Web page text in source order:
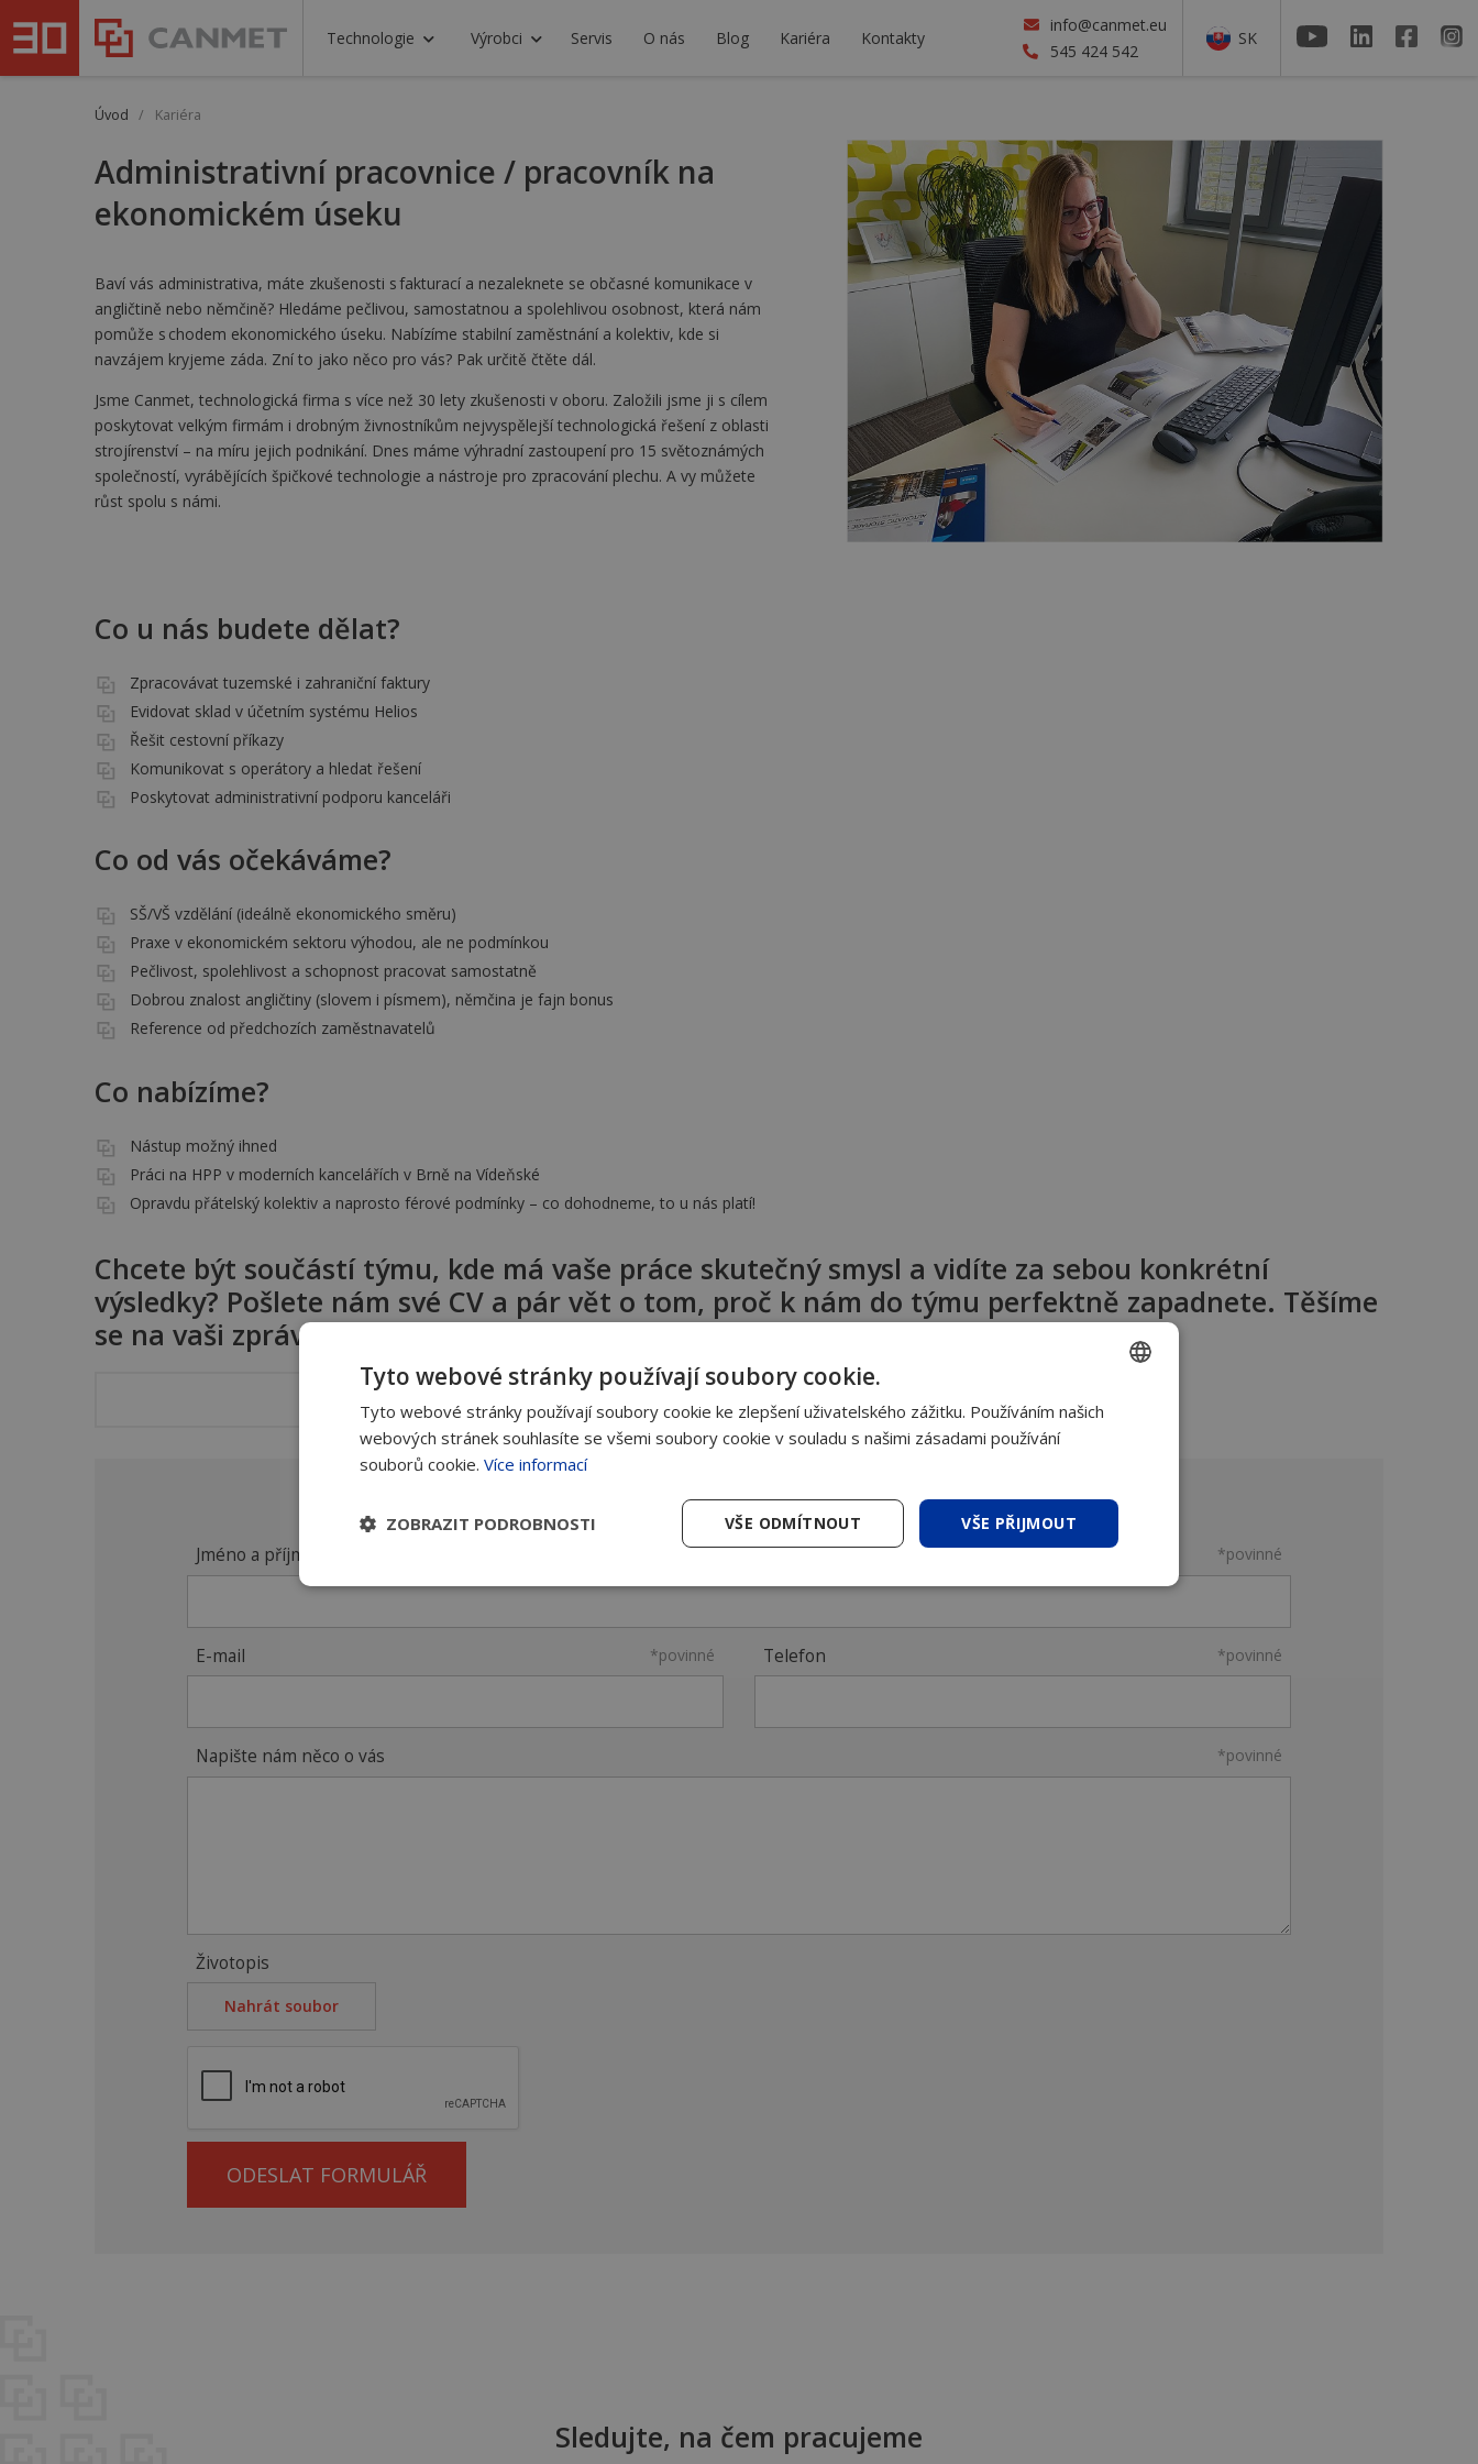
Technologie Výrobci Servis O nás Blog Kariéra Kontakty
info@canmet.eu
545 424 542
SK
Úvod / Kariéra
Administrativní pracovnice / pracovník na
ekonomickém úseku
Baví vás administrativa, máte zkušenosti s fakturací a nezaleknete se občasné komunikace v
angličtině nebo němčině? Hledáme pečlivou, samostatnou a spolehlivou osobnost, která nám
pomůže s chodem ekonomického úseku. Nabízíme stabilní zaměstnání a kolektiv, kde si
navzájem kryjeme záda. Zní to jako něco pro vás? Pak určitě čtěte dál.
Jsme Canmet, technologická firma s více než 30 lety zkušenosti v oboru. Založili jsme ji s cílem
poskytovat velkým firmám i drobným živnostníkům nejvyspělejší technologická řešení z oblasti
strojírenství – na míru jejich podnikání. Dnes máme výhradní zastoupení pro 15 světoznámých
společností, vyrábějících špičkové technologie a nástroje pro zpracování plechu. A vy můžete
růst spolu s námi.
Co u nás budete dělat?
Zpracovávat tuzemské i zahraniční faktury
Evidovat sklad v účetním systému Helios
Řešit cestovní příkazy
Komunikovat s operátory a hledat řešení
Poskytovat administrativní podporu kanceláři
Co od vás očekáváme?
SŠ/VŠ vzdělání (ideálně ekonomického směru)
Praxe v ekonomickém sektoru výhodou, ale ne podmínkou
Pečlivost, spolehlivost a schopnost pracovat samostatně
Dobrou znalost angličtiny (slovem i písmem), němčina je fajn bonus
Reference od předchozích zaměstnavatelů
Co nabízíme?
Nástup možný ihned
Práci na HPP v moderních kancelářích v Brně na Vídeňské
Opravdu přátelský kolektiv a naprosto férové podmínky – co dohodneme, to u nás platí!
Chcete být součástí týmu, kde má vaše práce skutečný smysl a vidíte za sebou konkrétní
výsledky? Pošlete nám své CV a pár vět o tom, proč k nám do týmu perfektně zapadnete. Těšíme
se na vaši zprávu!
Jméno a příjmení *povinné
E-mail *povinné Telefon *povinné
Napište nám něco o vás *povinné
Životopis
Nahrát soubor
ODESLAT FORMULÁŘ
Sledujte, na čem pracujeme
CZECH
Tyto webové stránky používají soubory cookie.
Tyto webové stránky používají soubory cookie ke zlepšení uživatelského zážitku. Používáním našich
webových stránek souhlasíte se všemi soubory cookie v souladu s našimi zásadami používání
souborů cookie. Více informací
VŠE PŘIJMOUT
VŠE ODMÍTNOUT
ZOBRAZIT PODROBNOSTI